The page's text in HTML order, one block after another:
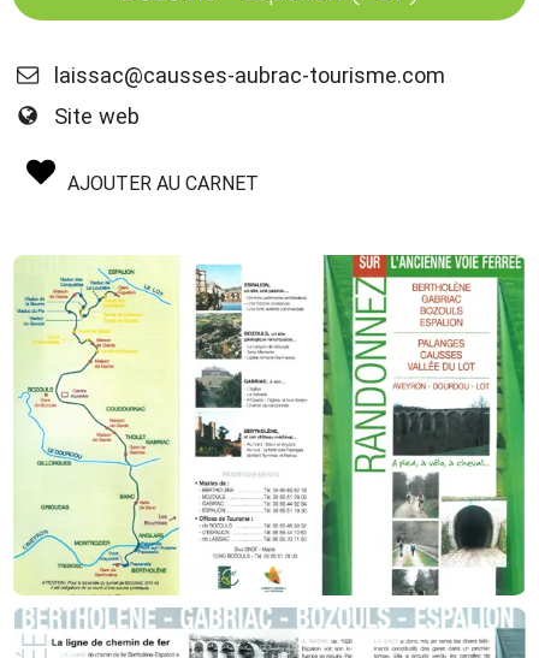
laissac@causses-aubrac-tourisme.com
Site web
AJOUTER AU CARNET